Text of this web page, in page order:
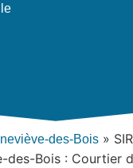
des-Bois »
des-Bois : Courtier